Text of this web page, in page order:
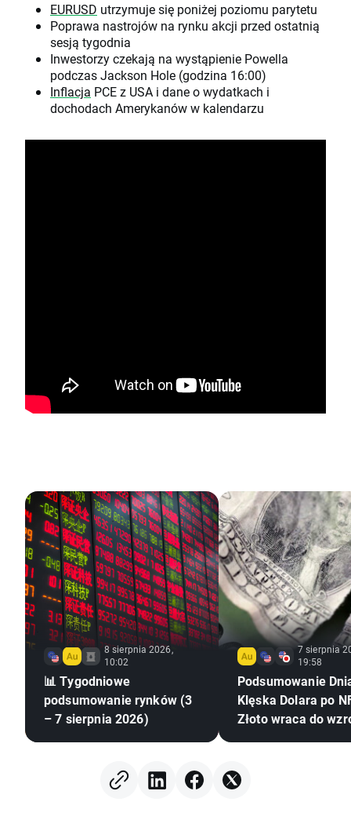
EURUSD utrzymuje się poniżej poziomu parytetu
Poprawa nastrojów na rynku akcji przed ostatnią
sesją tygodnia
Inwestorzy czekają na wystąpienie Powella
podczas Jackson Hole (godzina 16:00)
Inflacja PCE z USA i dane o wydatkach i
dochodach Amerykanów w kalendarzu
8 sierpnia 2026,
10:02
📊 Tygodniowe
podsumowanie rynków (3
– 7 sierpnia 2026)
7 sierpnia
19:58
Podsumowanie
Klęska Dolara po
Złoto wraca do